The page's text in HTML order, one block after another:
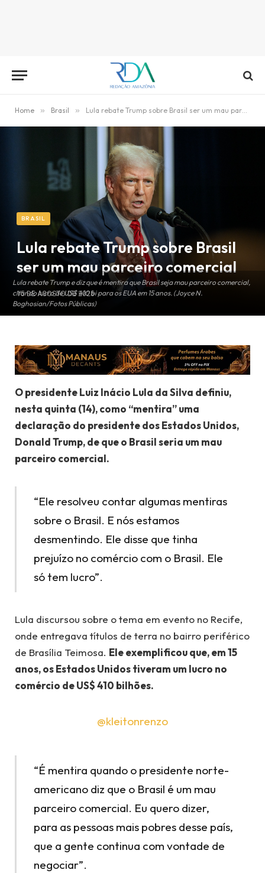
Home » Brasil » Lula rebate Trump sobre Brasil ser um mau parceiro comercial
Lula rebate Trump e diz que é mentira que Brasil seja mau parceiro comercial,
citando lucro de US$ 410 bi para os EUA em 15 anos. (Joyce N.
Boghosian/Fotos Públicas)
BRASIL
Lula rebate Trump sobre Brasil
ser um mau parceiro comercial
15 DE AGOSTO DE 2025
O presidente Luiz Inácio Lula da Silva definiu,
nesta quinta (14), como “mentira” uma
declaração do presidente dos Estados Unidos,
Donald Trump, de que o Brasil seria um mau
parceiro comercial.
“Ele resolveu contar algumas mentiras
sobre o Brasil. E nós estamos
desmentindo. Ele disse que tinha
prejuízo no comércio com o Brasil. Ele
só tem lucro”.
Lula discursou sobre o tema em evento no Recife,
onde entregava títulos de terra no bairro periférico
de Brasília Teimosa. Ele exemplificou que, em 15
anos, os Estados Unidos tiveram um lucro no
comércio de US$ 410 bilhões.
@kleitonrenzo
“É mentira quando o presidente norte-
americano diz que o Brasil é um mau
parceiro comercial. Eu quero dizer,
para as pessoas mais pobres desse país,
que a gente continua com vontade de
negociar”.